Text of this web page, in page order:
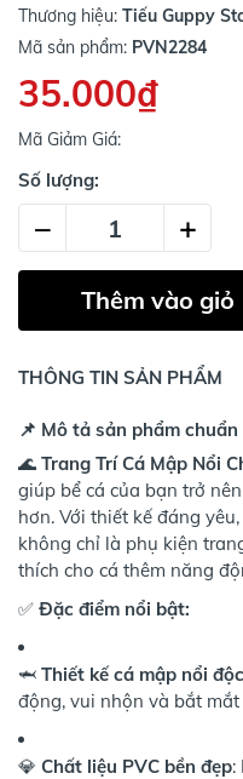
Thương hiệu: Tiếu Guppy
Mã sản phẩm: PVN2284
35.000₫
Mã Giảm Giá:
Số lượng:
– +
Thêm vào giỏ
THÔNG TIN SẢN PHẨM
📌 Mô tả sản phẩm chuẩn
🌊 Trang Trí Cá Mập Nổi
giúp bể cá của bạn trở
hơn. Với thiết kế đáng
không chỉ là phụ kiện
thích cho cá thêm năng
✅ Đặc điểm nổi bật:
🦈 Thiết kế cá mập nổi
động, vui nhộn và bắt mắt
💎 Chất liệu PVC bền đẹp: